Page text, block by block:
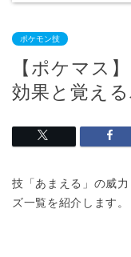
ポケモン技
【ポケマス
効果と覚え
技「あまえる」の威
ズ一覧を紹介します。